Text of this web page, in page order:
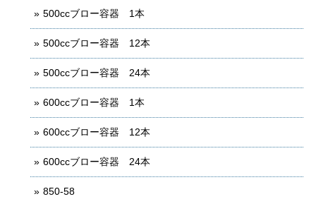
500ccブロー容器 1本
500ccブロー容器 12本
500ccブロー容器 24本
600ccブロー容器 1本
600ccブロー容器 12本
600ccブロー容器 24本
850-58